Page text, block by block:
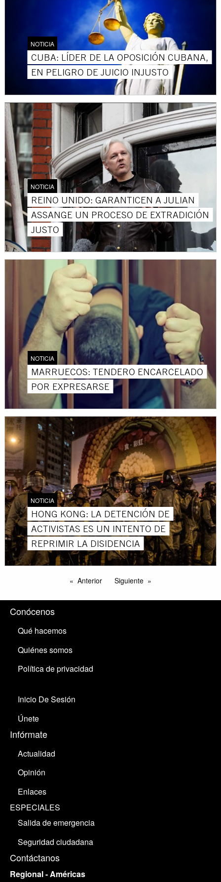
NOTICIA
CUBA: LÍDER DE LA OPOSICIÓN CUBANA,
EN PELIGRO DE JUICIO INJUSTO
NOTICIA
REINO UNIDO: GARANTICEN A JULIAN
ASSANGE UN PROCESO DE EXTRADICIÓN
JUSTO
NOTICIA
MARRUECOS: TENDERO ENCARCELADO
POR EXPRESARSE
NOTICIA
HONG KONG: LA DETENCIÓN DE
ACTIVISTAS ES UN INTENTO DE
REPRIMIR LA DISIDENCIA
Anterior Siguiente
Conócenos
Qué hacemos
Quiénes somos
Política de privacidad
Inicio De Sesión
Únete
Infórmate
Actualidad
Opinión
Enlaces
ESPECIALES
Salida de emergencia
Seguridad ciudadana
Contáctanos
Regional - Américas